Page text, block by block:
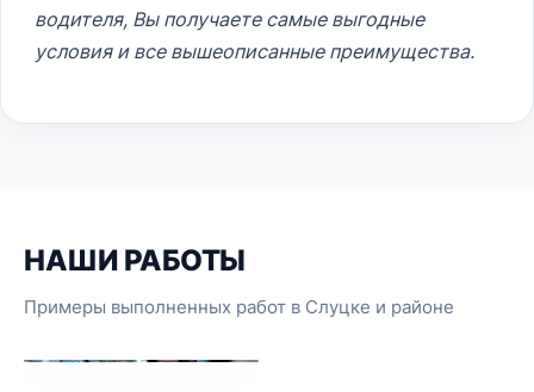
водителя, Вы получаете самые выгодные
условия и все вышеописанные преимущества.
НАШИ РАБОТЫ
Примеры выполненных работ в Слуцке и районе